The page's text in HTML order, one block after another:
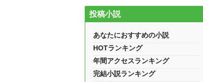
投稿小説
あなたにおすすめの小説
HOTランキング
年間アクセスランキング
完結小説ランキング